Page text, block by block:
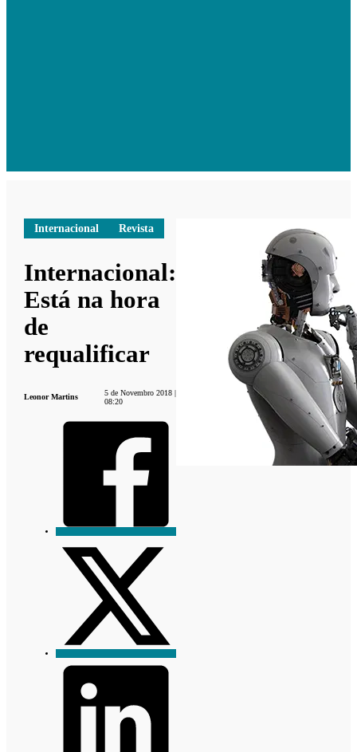
Internacional Revista
Internacional:
Está na hora
de
requalificar
Leonor Martins
5 de Novembro 2018 |
08:20